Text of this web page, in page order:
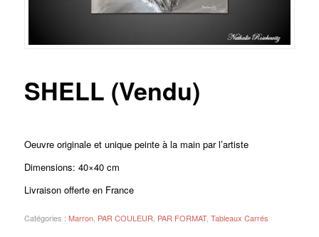
SHELL (Vendu)
Oeuvre originale et unique peinte à la main par l’artiste
Dimensions: 40×40 cm
Livraison offerte en France
Catégories : Marron, PAR COULEUR PAR FORMAT, Tableaux Carrés